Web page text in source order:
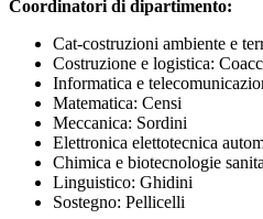
Coordinatori di dipartimento:
Cat-costruzioni ambiente e
Costruzione e logistica:
Informatica e
Matematica: Censi
Meccanica: Sordini
Elettronica elettotecnica
Chimica e biotecnologie
Linguistico: Ghidini
Sostegno: Pellicelli